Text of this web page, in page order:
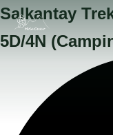
Salkantay
5D/4N